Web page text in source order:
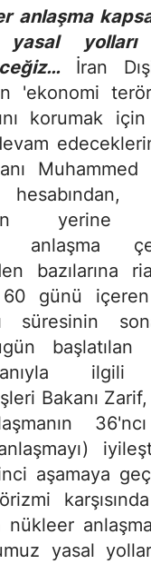
anlaşma
yasal yolları
İran
'ekonomi
korumak
yerine
anlaşma
bazılarına
60 günü
süresinin
başlatılan
ilgili
Bakanı
aşamaya
karşısında
yasal